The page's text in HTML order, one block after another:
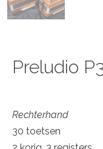
Preludio
Rechterhand
30 toetsen